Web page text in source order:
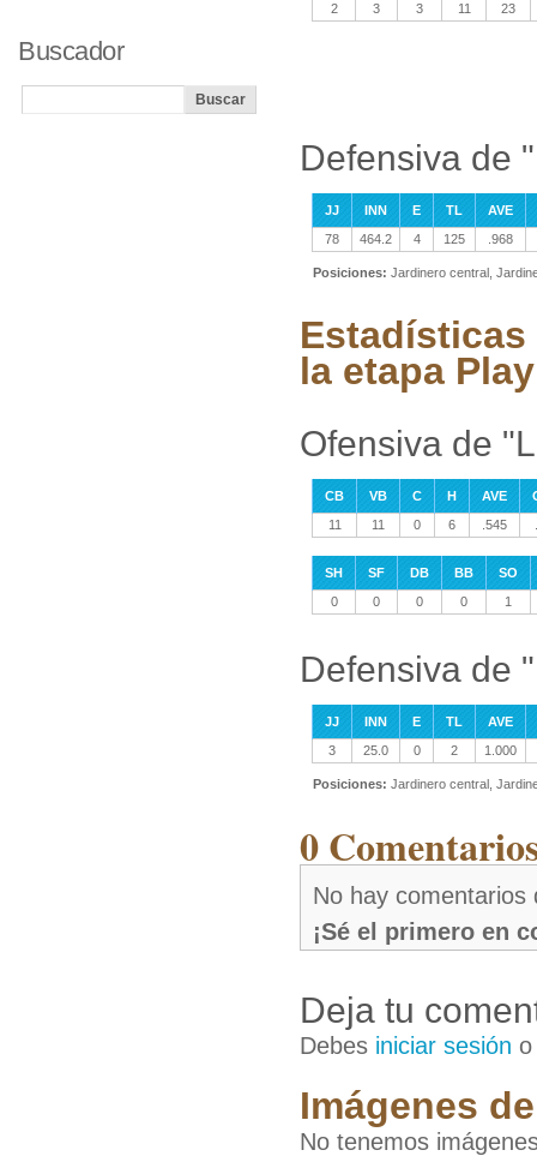
2
3 3 11 23
Defensiva de
JJ INN E TL
AVE
78
464.2 4 125 .968
Posiciones: Jardinero central,
la etapa
Ofensiva de
CB VB C H AVE
11
11 0 6 .545
SH SF DB BB
SO
0
0 0 0 1
Defensiva de
JJ INN E TL
AVE
3
25.0 0 2 1.000
Posiciones: Jardinero central,
0
No hay comentarios
¡Sé el primero en
Deja tu
Debes iniciar sesión
Imágenes
No tenemos
Buscador